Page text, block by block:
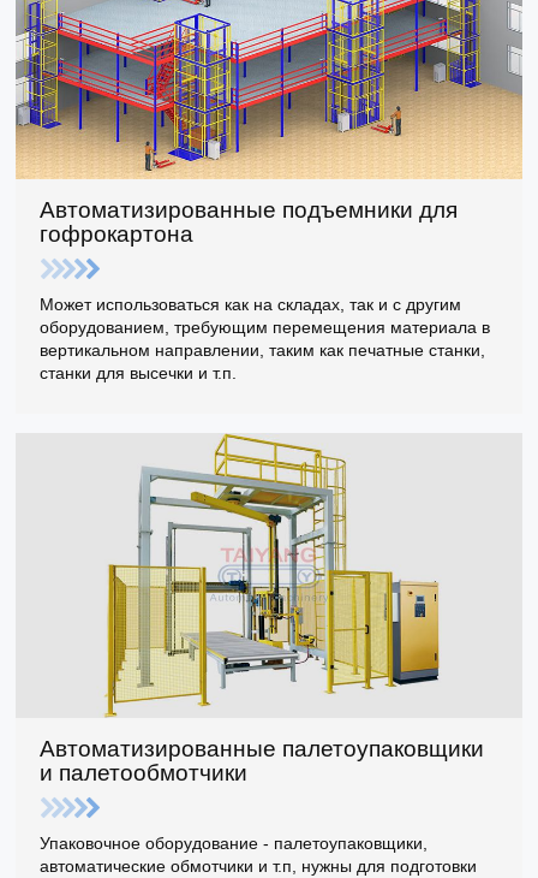
Автоматизированные подъемники для
гофрокартона
Может использоваться как на складах, так и с другим
оборудованием, требующим перемещения материала в
вертикальном направлении, таким как печатные станки,
станки для высечки и т.п.
Автоматизированные палетоупаковщики
и палетообмотчики
Упаковочное оборудование - палетоупаковщики,
автоматические обмотчики и т.п, нужны для подготовки